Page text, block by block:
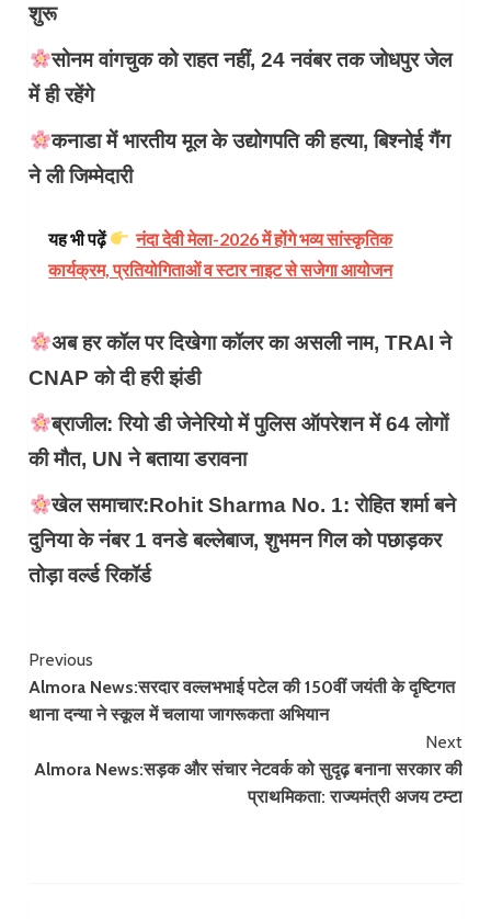
शुरू
सोनम वांगचुक को राहत नहीं, 24 नवंबर तक जोधपुर जेल
में ही रहेंगे
कनाडा में भारतीय मूल के उद्योगपति की हत्या, बिश्नोई गैंग
ने ली जिम्मेदारी
यह भी पढ़ें
नंदा देवी मेला-2026 में होंगे भव्य सांस्कृतिक
कार्यक्रम, प्रतियोगिताओं व स्टार नाइट से सजेगा आयोजन
अब हर कॉल पर दिखेगा कॉलर का असली नाम, TRAI ने
CNAP को दी हरी झंडी
ब्राजील: रियो डी जेनेरियो में पुलिस ऑपरेशन में 64 लोगों
की मौत, UN ने बताया डरावना
खेल समाचार:Rohit Sharma No. 1: रोहित शर्मा बने
दुनिया के नंबर 1 वनडे बल्लेबाज, शुभमन गिल को पछाड़कर
तोड़ा वर्ल्ड रिकॉर्ड
Continue
Reading
Previous
Almora News:सरदार वल्लभभाई पटेल की 150वीं जयंती के दृष्टिगत
थाना दन्या ने स्कूल में चलाया जागरूकता अभियान
Next
Almora News:सड़क और संचार नेटवर्क को सुदृढ़ बनाना सरकार की
प्राथमिकता: राज्यमंत्री अजय टम्टा